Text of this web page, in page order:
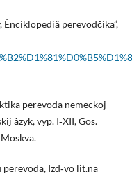
perevodčika”,
perevoda nemeckoj
âzyk, vyp. I‑XII, Gos.
Izd‑vo lit.na